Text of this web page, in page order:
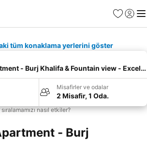
Favoriler
Giriş
tüm konaklama yerlerini göster
- Burj Khalifa & Fountain view -
Misafirler ve odalar
2 Misafir, 1 Oda.
nasıl etkiler?
- Burj